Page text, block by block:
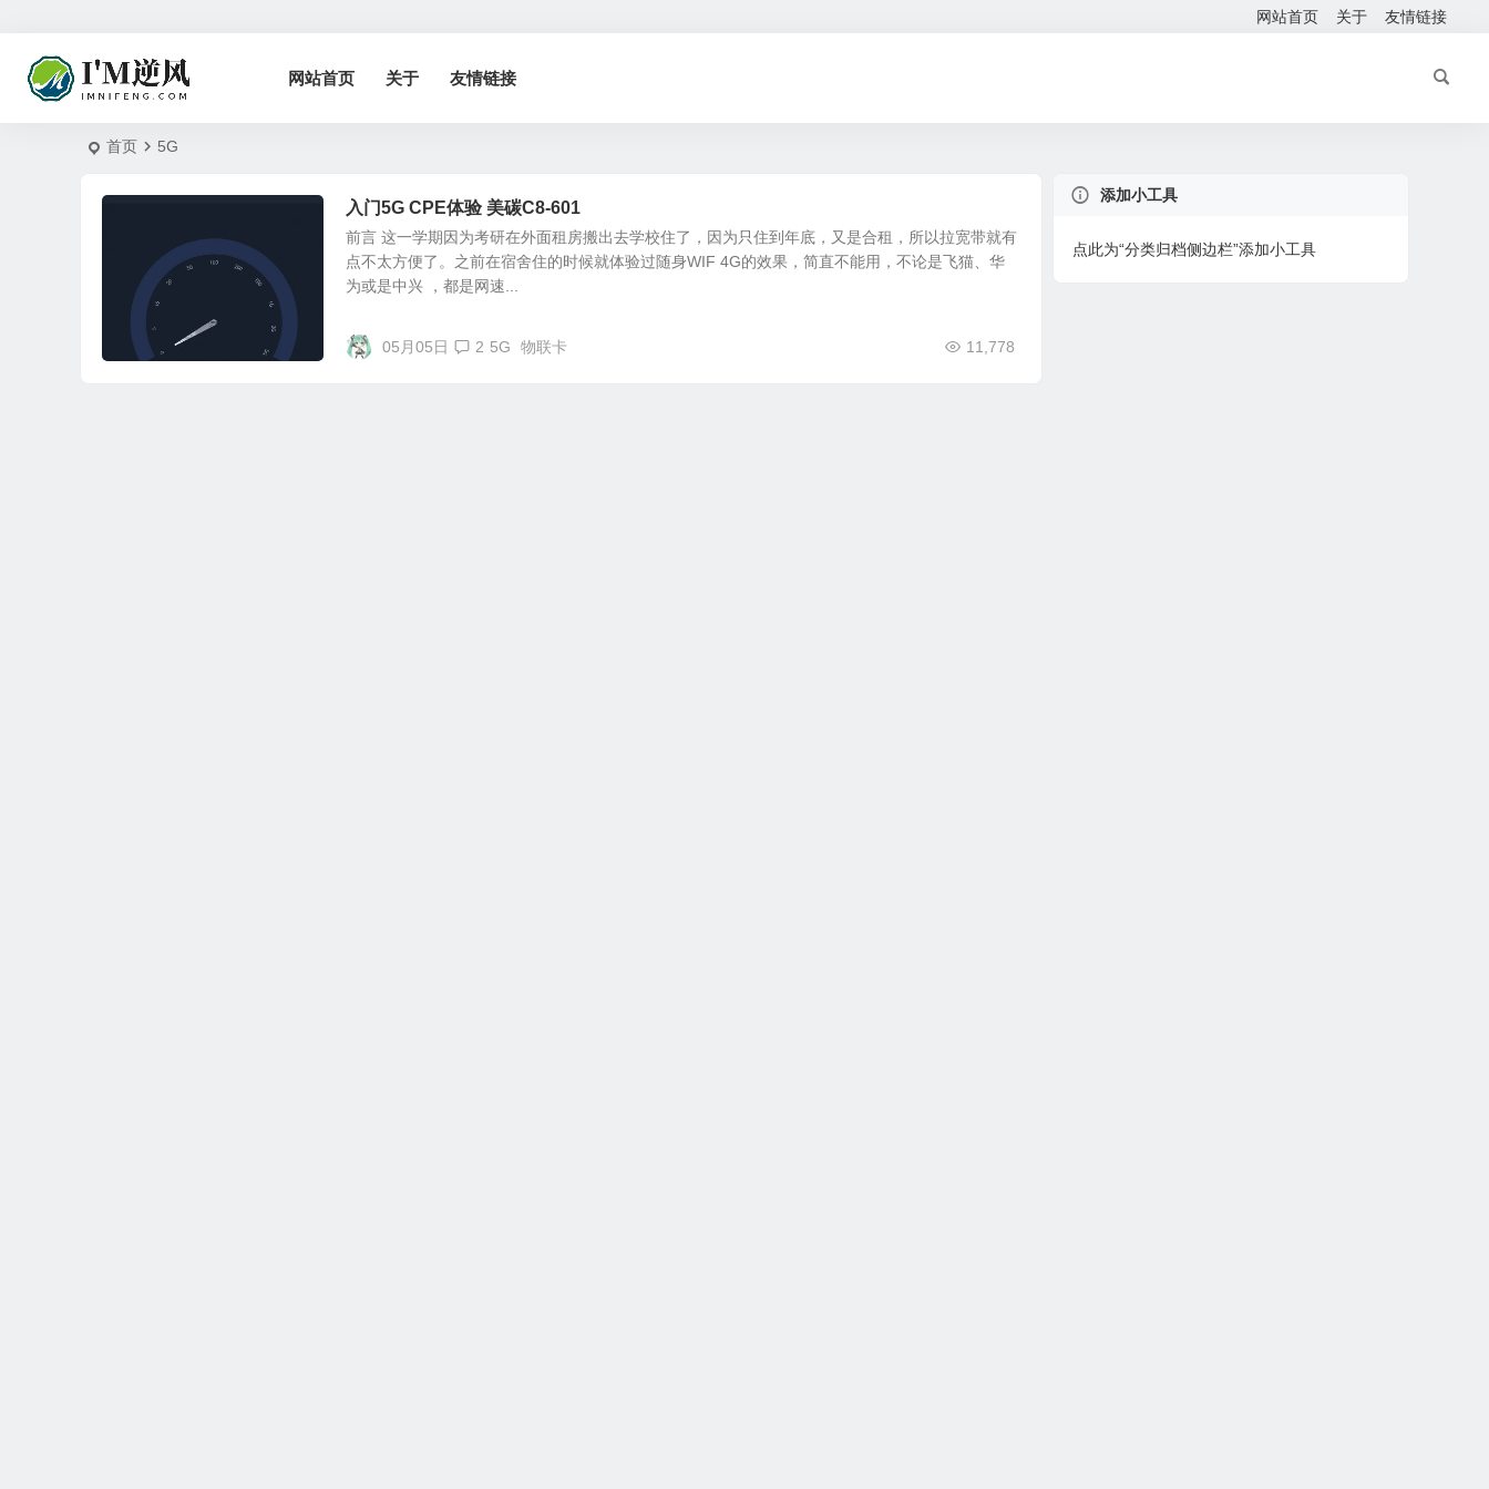
网站首页 关于 友情链接
网站首页 关于 友情链接
首页 5G
入门5G CPE体验 美碳C8-601
前言 这一学期因为考研在外面租房搬出去学校住了，因为只住到年底，又是合租，所以拉宽带就有
点不太方便了。之前在宿舍住的时候就体验过随身WIF 4G的效果，简直不能用，不论是飞猫、华
为或是中兴 ，都是网速...
05月05日 11,778
2 5G 物联卡
添加小工具
点此为“分类归档侧边栏”添加小工具